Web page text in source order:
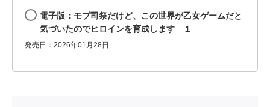
電子版：モブ司祭だけど、この世界が乙女ゲームだと
気づいたのでヒロインを育成します １
発売日：2026年01月28日